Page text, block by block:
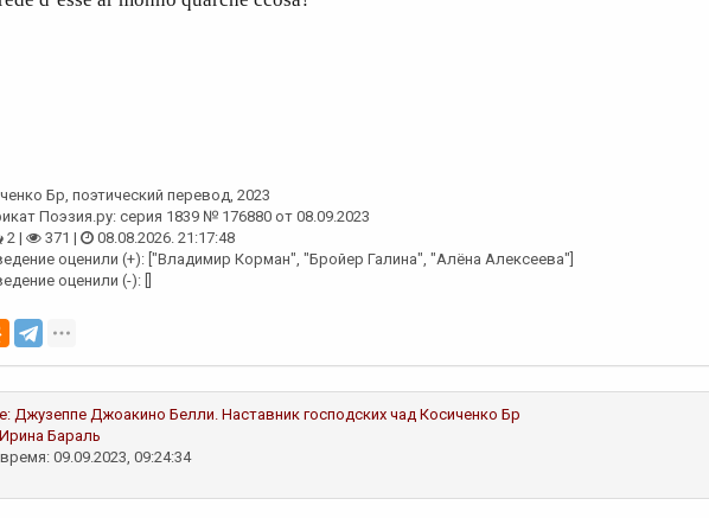
Бр, поэтический перевод, 2023
Поэзия.ру: серия 1839 № 176880 от 08.09.2023
2 | 371 |
08.08.2026. 21:17:48
оценили (+): ["Владимир Корман", "Бройер Галина", "Алёна Алексеева"]
оценили (-): []
Джузеппе Джоакино Белли. Наставник господских чад Косиченко Бр
Ирина Бараль
09.09.2023, 09:24:34